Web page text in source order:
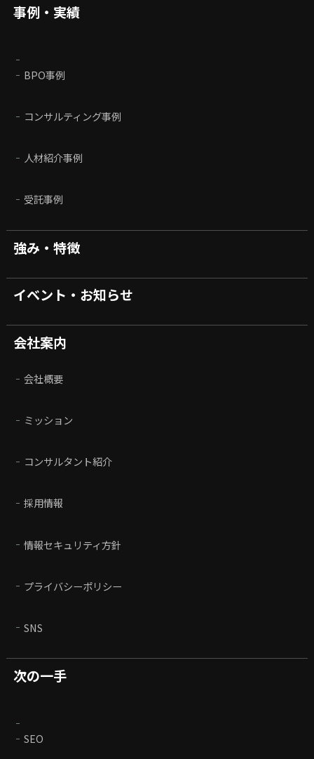
事例・実績
BPO事例
コンサルティング事例
人材紹介事例
受託事例
強み・特徴
イベント・お知らせ
会社案内
会社概要
ミッション
コンサルタント紹介
採用情報
情報セキュリティ方針
プライバシーポリシー
SNS
次の一手
SEO